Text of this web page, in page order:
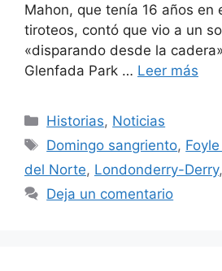
Mahon, que tenía 16 años en
tiroteos, contó que vio a un
«disparando desde la
Glenfada Park … Leer más
Categorías
Historias, Noticias
Etiquetas
Domingo sangriento,
del Norte, Londonderry-Derry,
Deja un comentario